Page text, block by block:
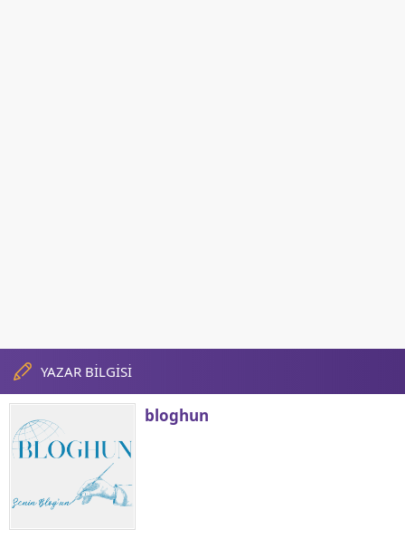
YAZAR BİLGİSİ
bloghun